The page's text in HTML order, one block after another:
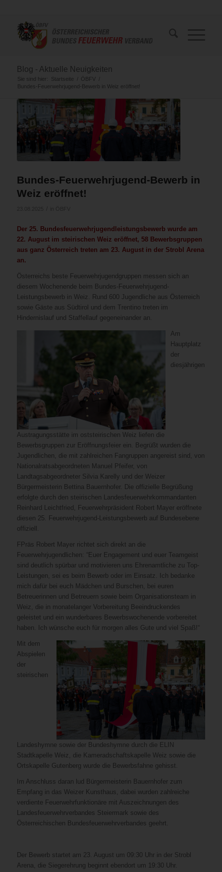
Blog - Aktuelle Neuigkeiten
Sie sind hier: Startseite / ÖBFV
/
Bundes-Feuerwehrjugend-Bewerb in Weiz eröffnet!
Bundes-Feuerwehrjugend-Bewerb in
Weiz eröffnet!
Der 25. Bundesfeuerwehrjugendleistungsbewerb wurde am
22. August im steirischen Weiz eröffnet, 58 Bewerbsgruppen
aus ganz Österreich treten am 23. August in der Strobl Arena
an.
Österreichs beste Feuerwehrjugendgruppen messen sich an
diesem Wochenende beim Bundes-Feuerwehrjugend-
Leistungsbewerb in Weiz. Rund 600 Jugendliche aus Österreich
sowie Gäste aus Südtirol und dem Trentino treten im
Hindernislauf und Staffellauf gegeneinander an.
Am
Hauptplatz
der
diesjährigen
Austragungsstätte im oststeirischen Weiz liefen die
Bewerbsgruppen zur Eröffnungsfeier ein. Begrüßt wurden die
Jugendlichen, die mit zahlreichen Fangruppen angereist sind, von
Nationalratsabgeordneten Manuel Pfeifer, von
Landtagsabgeordneter Silvia Karelly und der Weizer
Bürgermeisterin Bettina Bauernhofer. Die offizielle Begrüßung
erfolgte durch den steirischen Landesfeuerwehrkommandanten
Reinhard Leichtfried, Feuerwehrpräsident Robert Mayer eröffnete
diesen 25. Feuerwehrjugend-Leistungsbewerb auf Bundesebene
offiziell.
FPräs Robert Mayer richtet sich direkt an die
Feuerwehrjugendlichen: “Euer Engagement und euer Teamgeist
sind deutlich spürbar und motivieren uns Ehrenamtliche zu Top-
Leistungen, sei es beim Bewerb oder im Einsatz. Ich bedanke
mich dafür bei euch Mädchen und Burschen, bei euren
Betreuerinnen und Betreuern sowie beim Organisationsteam in
Weiz, die in monatelanger Vorbereitung Beeindruckendes
geleistet und ein wunderbares Bewerbswochenende vorbereitet
haben. Ich wünsche euch für morgen alles Gute und viel Spaß!“
Mit dem
Abspielen
der
steirischen
Landeshymne sowie der Bundeshymne durch die ELIN
Stadtkapelle Weiz, die Kameradschaftskapelle Weiz sowie die
Ortskapelle Gutenberg wurde die Bewerbsfahne gehisst.
Im Anschluss daran lud Bürgermeisterin Bauernhofer zum
Empfang in das Weizer Kunsthaus, dabei wurden zahlreiche
verdiente Feuerwehrfunktionäre mit Auszeichnungen des
Landesfeuerwehrverbandes Steiermark sowie des
Österreichischen Bundesfeuerwehrverbandes geehrt.
Der Bewerb startet am 23. August um 09:30 Uhr in der Strobl
Arena, die Siegerehrung beginnt ebendort um 19:30 Uhr.